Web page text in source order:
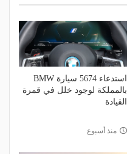
استدعاء 5674 سيارة BMW
بالمملكة لوجود خلل في قمرة
القيادة
منذ أسبوع